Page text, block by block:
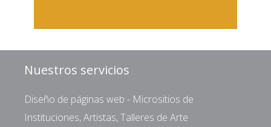
Nuestros servicios
Diseño de páginas web - Micrositios de
Instituciones, Artistas, Talleres de Arte